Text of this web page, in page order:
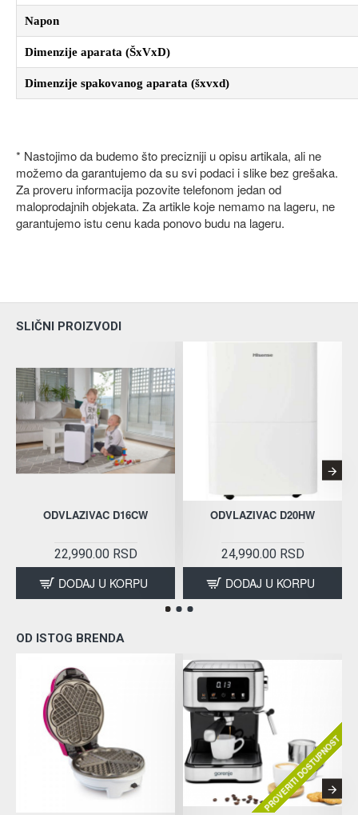
Napon
Dimenzije aparata (ŠxVxD)
Dimenzije spakovanog aparata (šxvxd)
* Nastojimo da budemo što precizniji u opisu artikala, ali ne
možemo da garantujemo da su svi podaci i slike bez grešaka.
Za proveru informacija pozovite telefonom jedan od
maloprodajnih objekata. Za artikle koje nemamo na lageru, ne
garantujemo istu cenu kada ponovo budu na lageru.
SLIČNI PROIZVODI
ODVLAZIVAC D16CW
22,990.00 RSD
DODAJ U KORPU
ODVLAZIVAC D20HW
24,990.00 RSD
DODAJ U KORPU
OD ISTOG BRENDA
PROVERITI DOSTUPNOST